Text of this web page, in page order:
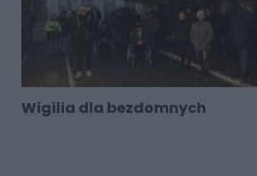
Wigilia dla bezdomnych